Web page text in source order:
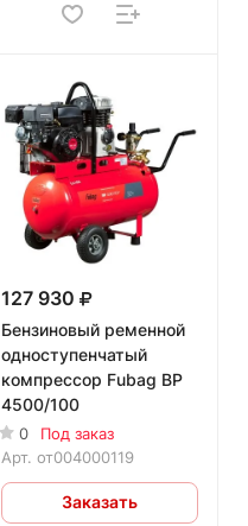
127 930
Бензиновый ременной
одноступенчатый
компрессор Fubag BP
4500/100
0
Под заказ
Арт. от004000119
Заказать